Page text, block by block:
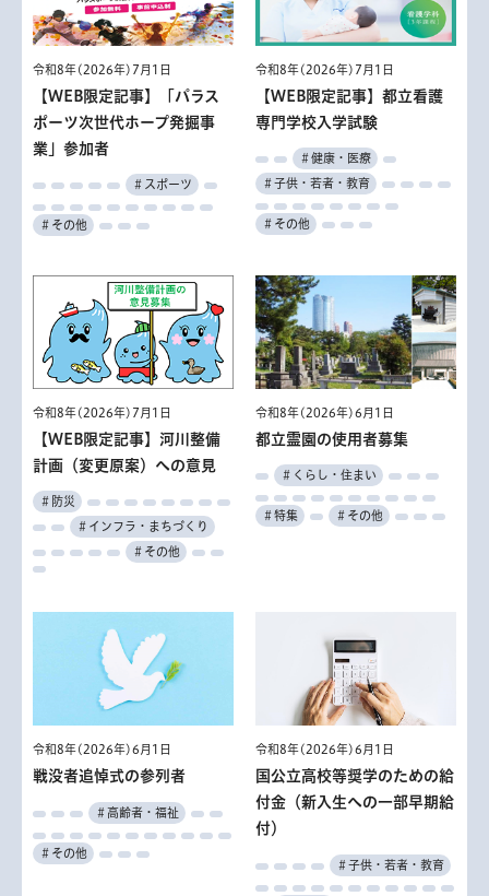
令和8年(2026年)7月1日
【WEB限定記事】「パラス
ポーツ次世代ホープ発掘事
業」参加者
＃スポーツ
＃その他
令和8年(2026年)7月1日
【WEB限定記事】都立看護
専門学校入学試験
＃健康・医療
＃子供・若者・教育
＃その他
令和8年(2026年)7月1日
【WEB限定記事】河川整備
計画（変更原案）への意見
＃防災
＃インフラ・まちづくり
＃その他
令和8年(2026年)6月1日
都立霊園の使用者募集
＃くらし・住まい
＃特集 ＃その他
令和8年(2026年)6月1日
戦没者追悼式の参列者
＃高齢者・福祉
＃その他
令和8年(2026年)6月1日
国公立高校等奨学のための給
付金（新入生への一部早期給
付）
＃子供・若者・教育